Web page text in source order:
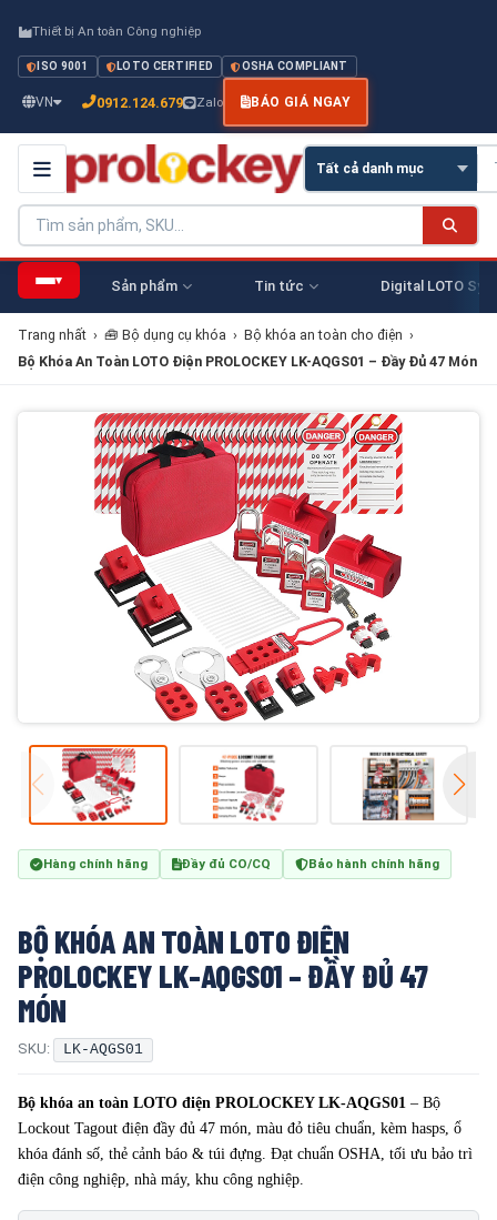
Thiết bị An toàn Công nghiệp
ISO 9001 LOTO CERTIFIED OSHA COMPLIANT
VN 0912.124.679 Zalo BÁO GIÁ NGAY
▾ Sản phẩm Tin tức Digital LOTO
Trang nhất › 🧰 Bộ dụng cụ khóa › Bộ khóa an toàn cho điện ›
Bộ Khóa An Toàn LOTO Điện PROLOCKEY LK-AQGS01 – Đầy Đủ 47 Món
Hàng chính hãng Đầy đủ CO/CQ Bảo hành chính hãng
BỘ KHÓA AN TOÀN LOTO ĐIỆN
PROLOCKEY LK-AQGS01 – ĐẦY ĐỦ 47
MÓN
SKU: LK-AQGS01
Bộ khóa an toàn LOTO điện PROLOCKEY LK-AQGS01 – Bộ
Lockout Tagout điện đầy đủ 47 món, màu đỏ tiêu chuẩn, kèm hasps, ổ
khóa đánh số, thẻ cảnh báo & túi đựng. Đạt chuẩn OSHA, tối ưu bảo trì
điện công nghiệp, nhà máy, khu công nghiệp.